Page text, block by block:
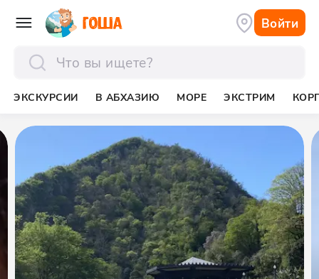
Войти
ЭКСКУРСИИ В АБХАЗИЮ МОРЕ ЭКСТРИМ